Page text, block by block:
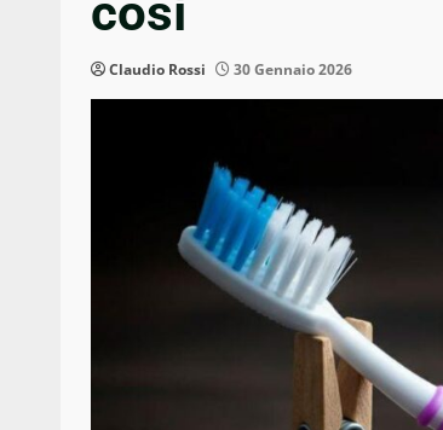
così
Claudio Rossi 30 Gennaio 2026